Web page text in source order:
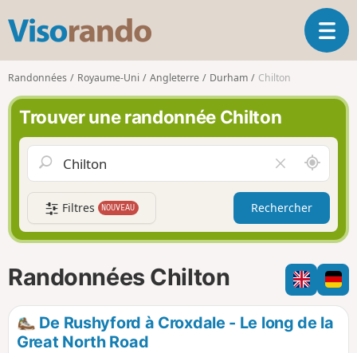
s
o
r
n
d
O
u
l
a
i
g
t
i
o
n
Randonnées Royaume-Uni Angleterre Durham Chilton
Trouver une randonnée Chilton
i
d
e
r
l
e
h
m
A
u
t
u
r
d
e
m
o
i
Filtres NOUVEAU Rechercher
Randonnées Chilton
De Rushyford à Croxdale - Le long de la
Great North Road